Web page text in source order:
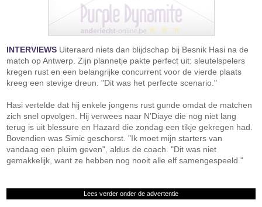
INTERVIEWS Uiteraard niets dan blijdschap bij Besnik Hasi na de
match op Antwerp. Zijn plannetje pakte perfect uit: sleutelspelers
kregen rust en een belangrijke concurrent voor de vierde plaats
kreeg een stevige dreun. "Dit was het perfecte scenario."
Hasi vertelde dat hij enkele jongens rust gunde omdat de matchen
zich snel opvolgen. Hij verwees naar N'Diaye die nog niet lang
terug is uit blessure en Hazard die zondag een tikje gekregen had.
Bovendien was Simic geschorst. "Ik moet mijn starters van
vandaag een pluim geven", aldus de coach. "Dit was niet
gemakkelijk, want ze hebben nog nooit alle elf samengespeeld."
Lees verder onder de advertentie